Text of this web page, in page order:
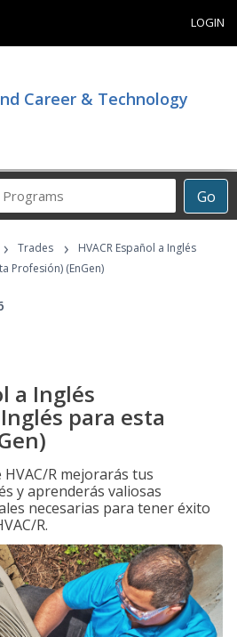
LOGIN
Career & Technology
Go
Career
Programs
› Trades ›
HVACR Español a Inglés
Profesión) (EnGen)
a Inglés
para esta
R mejorarás tus
y aprenderás valiosas
necesarias para tener éxito
R.